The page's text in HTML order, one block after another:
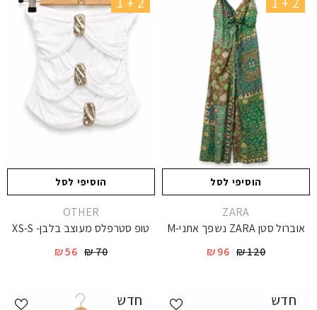
הוסיפי לסל
ZARA
אוברול סטן ZARA נשפך אתני-M
120 ₪
96 ₪
הוסיפי לסל
OTHER
טופ סטרפלס מעוצב בלבן- XS-S
70 ₪
56 ₪
חדש
חדש